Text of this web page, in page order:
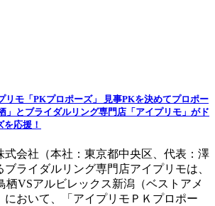
リモ「PKプロポーズ」 見事PKを決めてプロポー
」とブライダルリング専門店「アイプリモ」がド
応援！
式会社（本社：東京都中央区、代表：澤
ライダルリング専門店アイプリモは、
栖VSアルビレックス新潟（ベストアメ
において、「アイプリモＰＫプロポー